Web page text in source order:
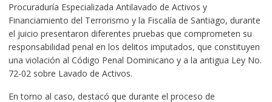
Procuraduría Especializada Antilavado de Activos y
Financiamiento del Terrorismo y la Fiscalía de Santiago, durante
el juicio presentaron diferentes pruebas que comprometen su
responsabilidad penal en los delitos imputados, que constituyen
una violación al Código Penal Dominicano y a la antigua Ley No.
72-02 sobre Lavado de Activos.
En torno al caso, destacó que durante el proceso de